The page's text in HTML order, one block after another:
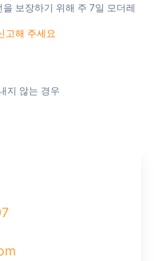
보장하기 위해 주 7일 모더레
고해 주세요
지 않는 경우